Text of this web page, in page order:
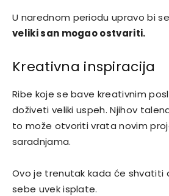
U narednom periodu upravo bi se
veliki san mogao ostvariti.
Kreativna inspiracija
Ribe koje se bave kreativnim
doživeti veliki uspeh. Njihov
to može otvoriti vrata novim
saradnjama.
Ovo je trenutak kada će shvatiti
sebe uvek isplate.